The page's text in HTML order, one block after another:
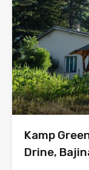
Kamp
Drine,